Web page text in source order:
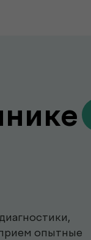
.
опытные